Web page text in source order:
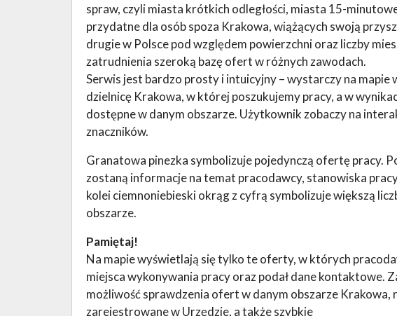
spraw, czyli miasta krótkich odległości, miasta 15-
przydatne dla osób spoza Krakowa, wiążących swoją
drugie w Polsce pod względem powierzchni oraz liczby
zatrudnienia szeroką bazę ofert w różnych zawodach.
Serwis jest bardzo prosty i intuicyjny – wystarczy na
dzielnicę Krakowa, w której poszukujemy pracy, a w
dostępne w danym obszarze. Użytkownik zobaczy na
znaczników.
Granatowa pinezka symbolizuje pojedynczą ofertę pracy.
zostaną informacje na temat pracodawcy, stanowiska
kolei ciemnoniebieski okrąg z cyfrą symbolizuje większą
obszarze.
Pamiętaj!
Na mapie wyświetlają się tylko te oferty, w których
miejsca wykonywania pracy oraz podał dane kontaktowe.
możliwość sprawdzenia ofert w danym obszarze Krakowa,
zarejestrowane w Urzędzie, a także szybkie